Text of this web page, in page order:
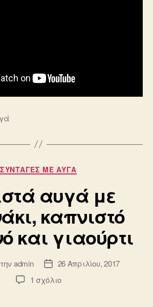
Κατηγορίες
ΣΥΝΤΑΓΈΣ ΜΕ ΑΥΓΆ
αυγά με
καπνιστό
και γιαούρτι
admin
Ημ.
δημοσίευσης
26 Απριλίου, 2017
1 σχόλιοστο